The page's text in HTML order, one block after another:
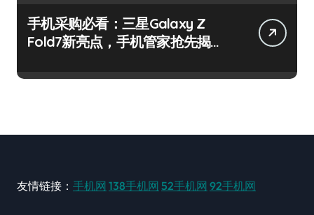
手机采购必看：三星Galaxy Z
Fold7新亮点，手机管家抢先揭
友情链接： 手机网 138手机网 52手机网 92手机网